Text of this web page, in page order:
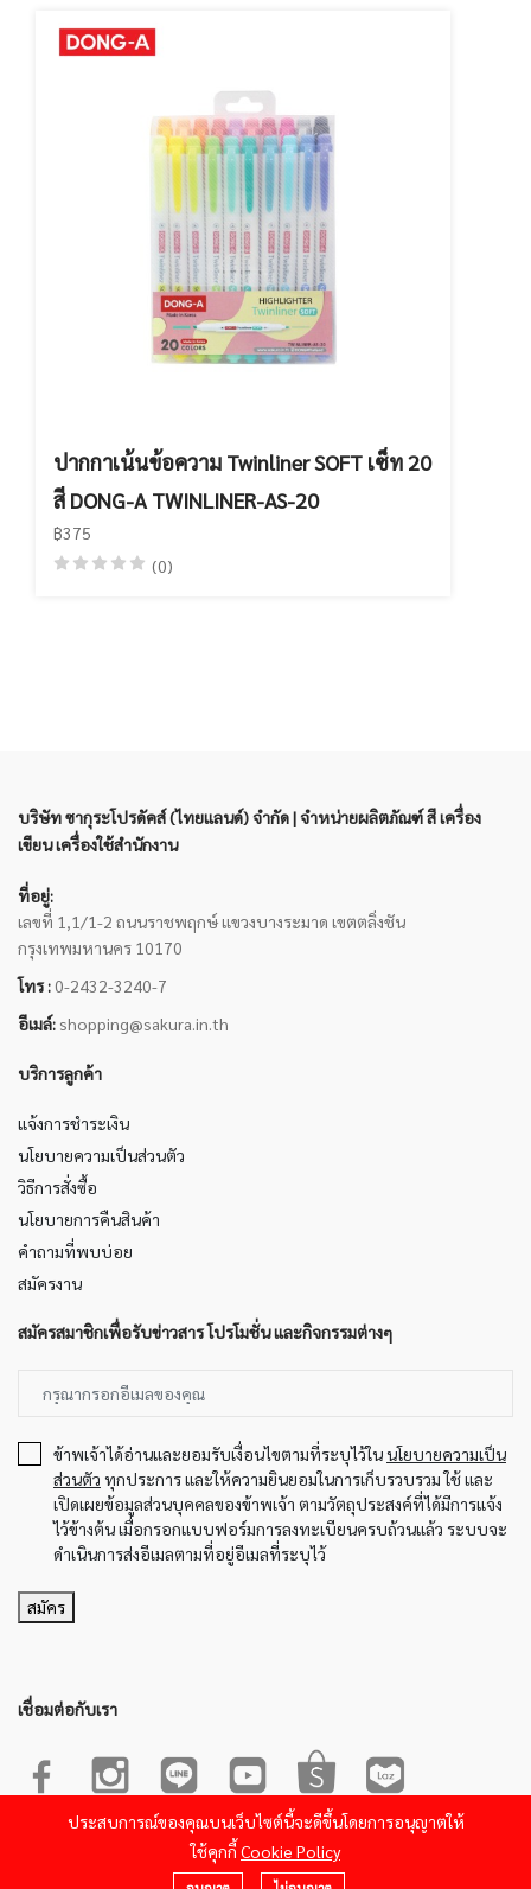
ปากกาเน้นข้อความ Twinliner SOFT เซ็ท 20
สี DONG-A TWINLINER-AS-20
฿375
(0)
บริษัท ซากุระโปรดัคส์ (ไทยแลนด์) จำกัด | จำหน่ายผลิตภัณฑ์ สี เครื่อง
เขียน เครื่องใช้สำนักงาน
ที่อยู่:
เลขที่ 1,1/1-2 ถนนราชพฤกษ์ แขวงบางระมาด เขตตลิ่งชัน
กรุงเทพมหานคร 10170
โทร : 0-2432-3240-7
อีเมล์: shopping@sakura.in.th
บริการลูกค้า
แจ้งการชำระเงิน
นโยบายความเป็นส่วนตัว
วิธีการสั่งซื้อ
นโยบายการคืนสินค้า
คำถามที่พบบ่อย
สมัครงาน
สมัครสมาชิกเพื่อรับข่าวสาร โปรโมชั่น และกิจกรรมต่างๆ
ข้าพเจ้าได้อ่านและยอมรับเงื่อนไขตามที่ระบุไว้ในนโยบายความเป็น
ส่วนตัว ทุกประการ และให้ความยินยอมในการเก็บรวบรวม ใช้ และ
เปิดเผยข้อมูลส่วนบุคคลของข้าพเจ้า ตามวัตถุประสงค์ที่ได้มีการแจ้ง
ไว้ข้างต้น เมื่อกรอกแบบฟอร์มการลงทะเบียนครบถ้วนแล้ว ระบบจะ
ดำเนินการส่งอีเมลตามที่อยู่อีเมลที่ระบุไว้
สมัคร
เชื่อมต่อกับเรา
© 2022-2023 Sakura Product. All Rights Reserved.Powered by
26OCT Soft Access.
ประสบการณ์ของคุณบนเว็บไซต์นี้จะดีขึ้นโดยการอนุญาตให้
ใช้คุกกี้ Cookie Policy